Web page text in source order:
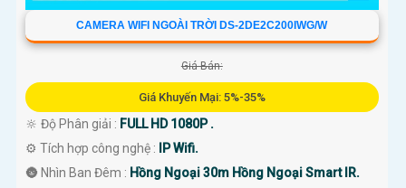
CAMERA WIFI NGOÀI TRỜI DS-2DE2C200IWG/W
Giá Bán:
Giá Khuyến Mại: 5%-35%
🔆 Độ Phân giải : FULL HD 1080P .
⚙ Tích hợp công nghệ : IP Wifi.
🌚 Nhìn Ban Đêm : Hồng Ngoại 30m Hồng Ngoại Smart IR.